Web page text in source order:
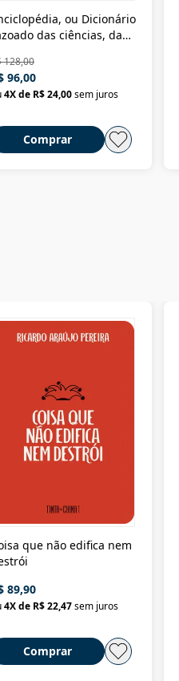
ou Dicionário
das ciências, das
material
128,00
96,00
4X de R$ 24,00sem juros
Comprar
que não edifica nem
89,90
4X de R$ 22,47sem juros
Comprar